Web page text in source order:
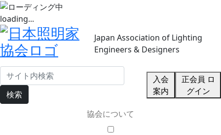
loading...
Japan Association of Lighting
Engineers & Designers
検索
入会
案内
正会員 ロ
グイン
協会について